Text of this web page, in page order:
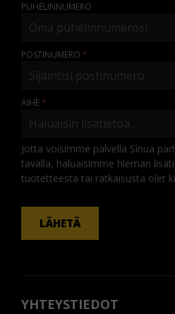
PUHELINNUMERO
POSTINUMERO
AIHE
Jotta voisimme palvella Sinua
tavalla, haluaisimme hieman
tuotetteesta tai ratkaisusta olet
KOMMENTTI
LÄHETÄ
YHTEYSTIEDOT